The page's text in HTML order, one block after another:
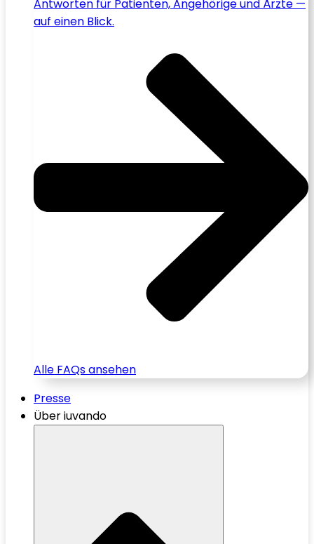
Antworten für Patienten, Angehörige und Ärzte —
auf einen Blick.
Alle FAQs ansehen
Presse
Über iuvando